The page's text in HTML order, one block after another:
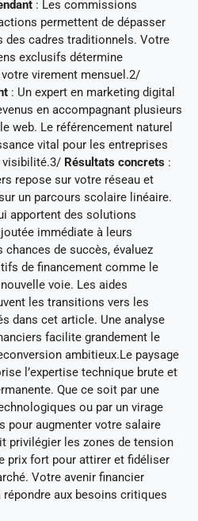
: Les commissions
permettent de dépasser
des cadres traditionnels. Votre
exclusifs détermine
virement mensuel.2/
: Un expert en marketing digital
en accompagnant plusieurs
web. Le référencement naturel
vital pour les entreprises
visibilité.3/ Résultats concrets :
repose sur votre réseau et
un parcours scolaire linéaire.
apportent des solutions
immédiate à leurs
de succès, évaluez
de financement comme le
voie. Les aides
les transitions vers les
dans cet article. Une analyse
facilite grandement le
ambitieux.Le paysage
l’expertise technique brute et
Que ce soit par une
ou par un virage
pour augmenter votre salaire
privilégier les zones de tension
prix fort pour attirer et fidéliser
Votre avenir financier
aux besoins critiques